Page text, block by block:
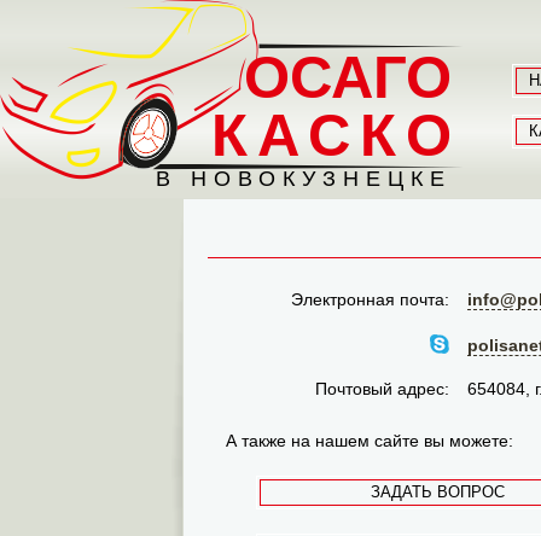
ОСАГО
КАСКО
В НОВОКУЗНЕЦКЕ
Электронная почта:
Почтовый адрес: 654084,
А также на нашем сайте вы можете:
ЗАДАТЬ ВОПРОС